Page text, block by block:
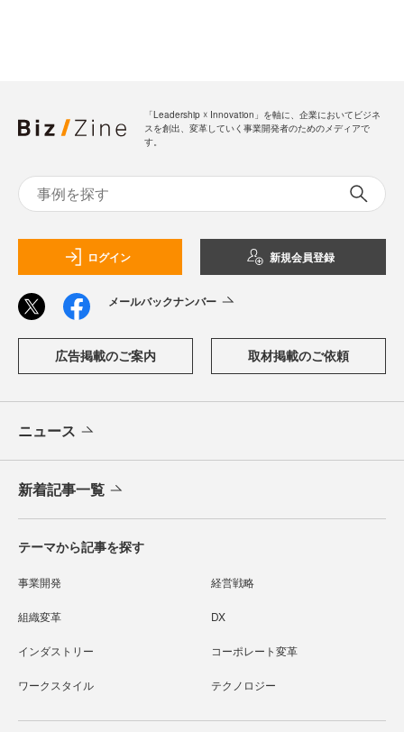
「Leadership ☓ Innovation」を軸に、企業においてビジネ
スを創出、変革していく事業開発者のためのメディアで
す。
ログイン 新規会員登録
メールバックナンバー
広告掲載のご案内 取材掲載のご依頼
ニュース
新着記事一覧
テーマから記事を探す
事業開発 経営戦略
組織変革 DX
インダストリー コーポレート変革
ワークスタイル テクノロジー